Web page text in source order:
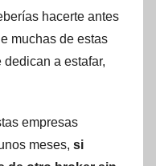
hacerte antes
muchas de estas
a estafar,
empresas
meses, si